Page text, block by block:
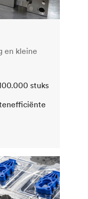
en kleine
stuks